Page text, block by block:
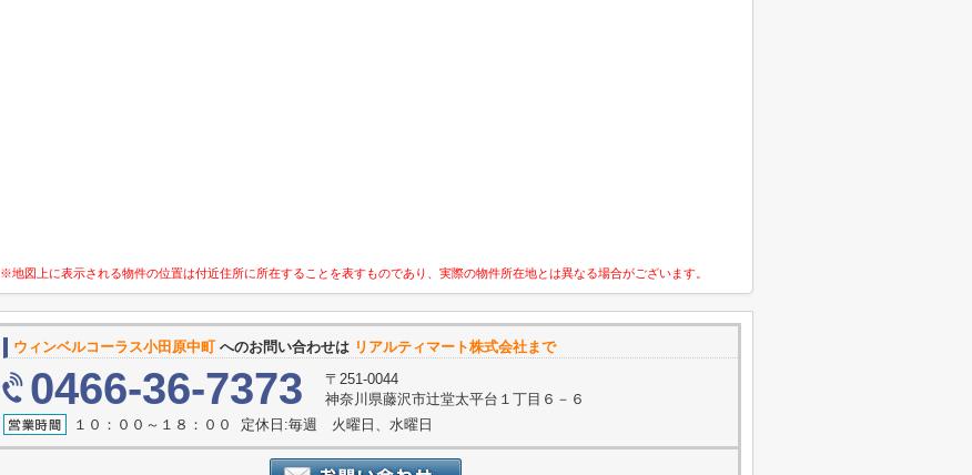
※地図上に表示される物件の位置は付近住所に所在することを表すものであり、実際の物件所在地とは異なる場合がございます。
ウィンベルコーラス小田原中町へのお問い合わせは リアルティマート株式会社まで
0466-36-7373
〒251-0044
神奈川県藤沢市辻堂太平台１丁目６－６
１０：００～１８：００ 定休日:毎週 火曜日、水曜日